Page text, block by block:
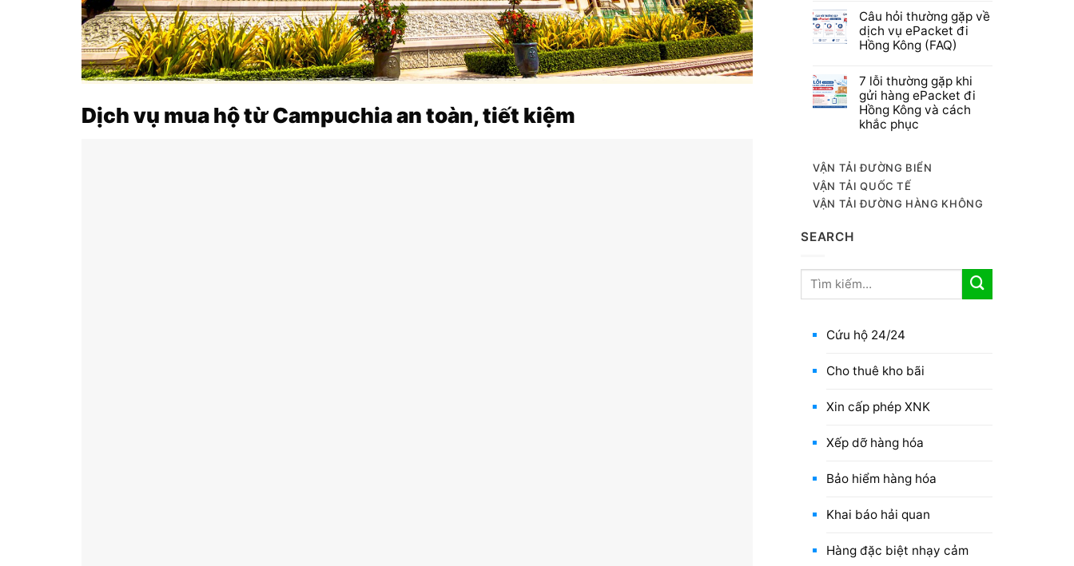
Dịch vụ mua hộ từ Campuchia an toàn, tiết kiệm
Câu hỏi thường gặp về
dịch vụ ePacket đi
Hồng Kông (FAQ)
7 lỗi thường gặp khi
gửi hàng ePacket đi
Hồng Kông và cách
khắc phục
VẬN TẢI ĐƯỜNG BIỂN
VẬN TẢI QUỐC TẾ
VẬN TẢI ĐƯỜNG HÀNG KHÔNG
SEARCH
Cứu hộ 24/24
Cho thuê kho bãi
Xin cấp phép XNK
Xếp dỡ hàng hóa
Bảo hiểm hàng hóa
Khai báo hải quan
Hàng đặc biệt nhạy cảm